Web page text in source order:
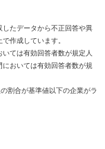
たデータから不正回答や異
作成しています。
ては有効回答者数が規定人
おいては有効回答者数が規
割合が基準値以下の企業がラ